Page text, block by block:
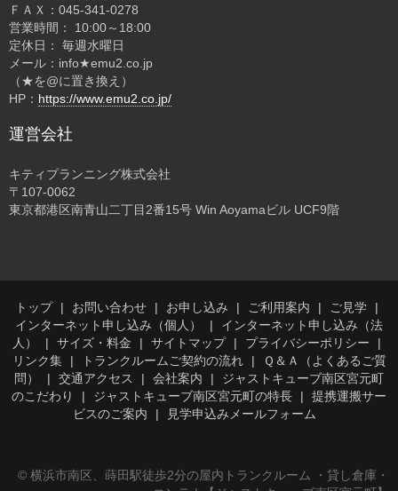
ＦＡＸ：045-341-0278
営業時間： 10:00～18:00
定休日： 毎週水曜日
メール：info★emu2.co.jp
（★を@に置き換え）
HP： https://www.emu2.co.jp/
運営会社
キティプランニング株式会社
〒107-0062
東京都港区南青山二丁目2番15号 Win Aoyamaビル UCF9階
トップ お問い合わせ お申し込み ご利用案内
ご見学
インターネット申し込み（個人）
インターネット申し込み（法
人）
サイズ・料金 サイトマップ
プライバシーポリシー
リンク集
トランクルームご契約の流れ
Ｑ＆Ａ（よくあるご質
問）
交通アクセス 会社案内
ジャストキューブ南区宮元町
のこだわり
ジャストキューブ南区宮元町の特長
提携運搬サー
ビスのご案内
見学申込みメールフォーム
© 横浜市南区、蒔田駅徒歩2分の屋内トランクルーム ・貸し倉庫・